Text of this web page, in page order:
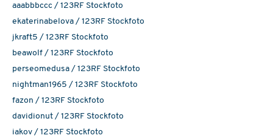
aaabbbccc / 123RF Stockfoto
ekaterinabelova / 123RF Stockfoto
jkraft5 / 123RF Stockfoto
beawolf / 123RF Stockfoto
perseomedusa / 123RF Stockfoto
nightman1965 / 123RF Stockfoto
fazon / 123RF Stockfoto
davidionut / 123RF Stockfoto
iakov / 123RF Stockfoto